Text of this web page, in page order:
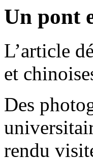
Un pont
L’article
et
Des
rendu